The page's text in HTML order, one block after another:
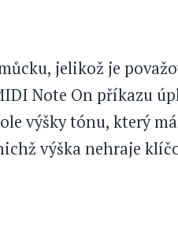
jelikož je
Note On příkazu
výšky tónu, který
výška nehraje